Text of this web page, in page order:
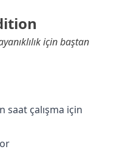
için baştan
saat çalışma için